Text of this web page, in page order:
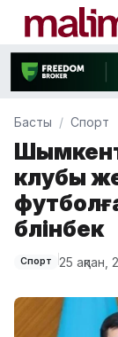
Басты Спорт
клубы
бөлінбек
Спорт 25 ақпан,